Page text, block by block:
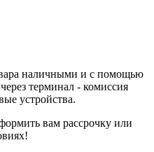
наличными и с помощью
терминал - комиссия
устройства.
вам рассрочку или